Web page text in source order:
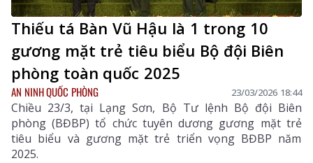
Thiếu tá Bàn Vũ Hậu là 1 trong 10
gương mặt trẻ tiêu biểu Bộ đội Biên
phòng toàn quốc 2025
AN NINH QUỐC PHÒNG 23/03/2026 18:44
Chiều 23/3, tại Lạng Sơn, Bộ Tư lệnh Bộ đội Biên
phòng (BĐBP) tổ chức tuyên dương gương mặt trẻ
tiêu biểu và gương mặt trẻ triển vọng BĐBP năm
2025.